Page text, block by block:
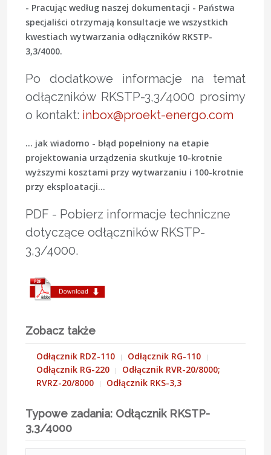
- Pracując według naszej dokumentacji - Państwa
specjaliści otrzymają konsultacje we wszystkich
kwestiach wytwarzania odłączników RKSTP-
3,3/4000.
Po dodatkowe informacje na temat
odłączników RKSTP-3,3/4000 prosimy
o kontakt: inbox@proekt-energo.com
... jak wiadomo - błąd popełniony na etapie
projektowania urządzenia skutkuje 10-krotnie
wyższymi kosztami przy wytwarzaniu i 100-krotnie
przy eksploatacji...
PDF - Pobierz informacje techniczne
dotyczące odłączników RKSTP-
3,3/4000.
Zobacz także
Odłącznik RDZ-110
Odłącznik RG-110
Odłącznik RG-220
Odłącznik RVR-20/8000;
RVRZ-20/8000
Odłącznik RKS-3,3
Typowe zadania: Odłącznik RKSTP-
3,3/4000